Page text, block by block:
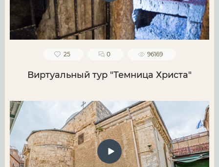
25 0 96169
Виртуальный тур "Темница Христа"